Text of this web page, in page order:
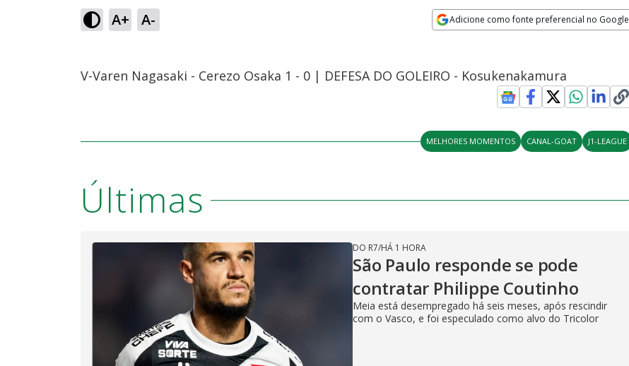
A+ A- Adicione como fonte preferencial no Google
V-Varen Nagasaki - Cerezo Osaka 1 - 0 | DEFESA DO GOLEIRO - Kosukenakamura
MELHORES MOMENTOS CANAL-GOAT J1-LEAGUE
Últimas
DO R7/HÁ 1 HORA
São Paulo responde se pode
contratar Philippe Coutinho
Meia está desempregado há seis meses, após rescindir
com o Vasco, e foi especulado como alvo do Tricolor